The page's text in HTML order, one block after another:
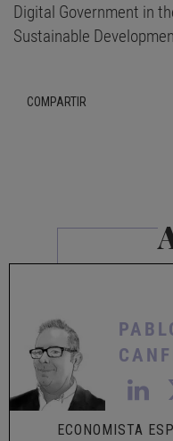
Digital Government in
Sustainable
COMPARTIR
ECONOMISTA